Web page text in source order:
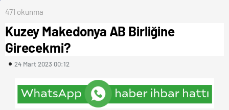
471 okunma
Kuzey Makedonya AB Birliğine
Girecekmi?
24 Mart 2023 00:12